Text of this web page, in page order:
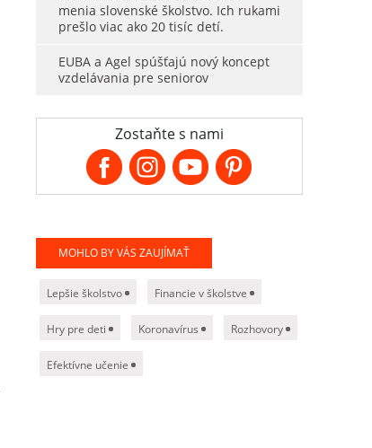
menia slovenské školstvo. Ich rukami
prešlo viac ako 20 tisíc detí.
EUBA a Agel spúšťajú nový koncept
vzdelávania pre seniorov
Zostaňte s nami
MOHLO BY VÁS ZAUJÍMAŤ
Lepšie školstvo Financie v školstve
Hry pre deti Koronavírus Rozhovory
Efektívne učenie